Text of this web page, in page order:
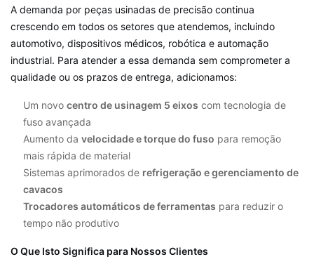
A demanda por peças usinadas de precisão continua
crescendo em todos os setores que atendemos, incluindo
automotivo, dispositivos médicos, robótica e automação
industrial. Para atender a essa demanda sem comprometer a
qualidade ou os prazos de entrega, adicionamos:
Um novo centro de usinagem 5 eixos com tecnologia de
fuso avançada
Aumento da velocidade e torque do fuso para remoção
mais rápida de material
Sistemas aprimorados de refrigeração e gerenciamento de
cavacos
Trocadores automáticos de ferramentas para reduzir o
tempo não produtivo
O Que Isto Significa para Nossos Clientes